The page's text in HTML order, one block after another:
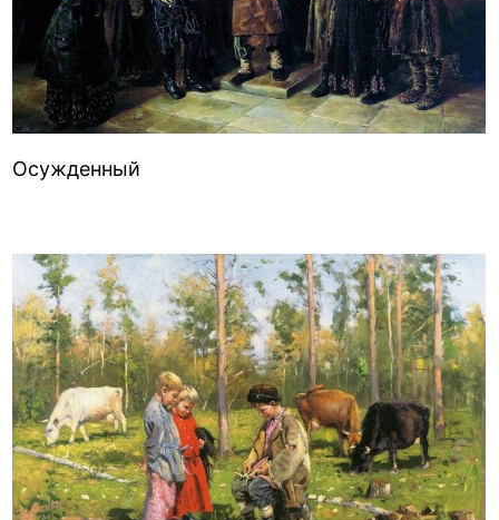
Осужденный